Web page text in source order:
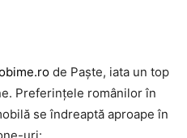
de Paște, iata un top
Preferințele românilor în
se îndreaptă aproape în